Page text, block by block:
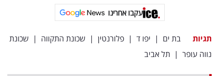
עקבו אחרינו
תגיות בת ים | יפו ד | פלורנטין | שכונת התקווה | שכונת
נווה עופר | תל אביב